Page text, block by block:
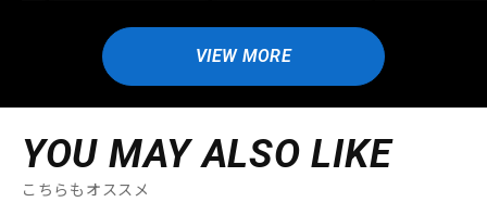
VIEW MORE
YOU MAY ALSO LIKE
こちらもオススメ